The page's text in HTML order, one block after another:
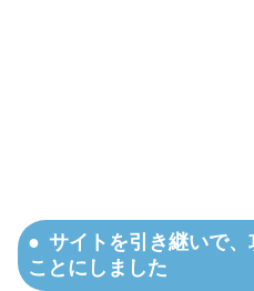
サイトを引き継いで
ことにしました